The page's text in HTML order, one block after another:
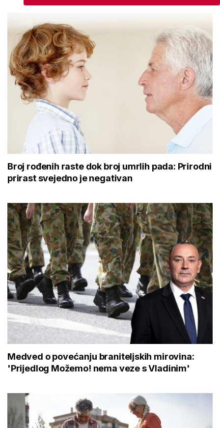
Broj rođenih raste dok broj umrlih pada: Prirodni
prirast svejedno je negativan
Medved o povećanju braniteljskih mirovina:
'Prijedlog Možemo! nema veze s Vladinim'